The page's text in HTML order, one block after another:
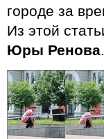
городе за
Из этой
Юры Ренова.